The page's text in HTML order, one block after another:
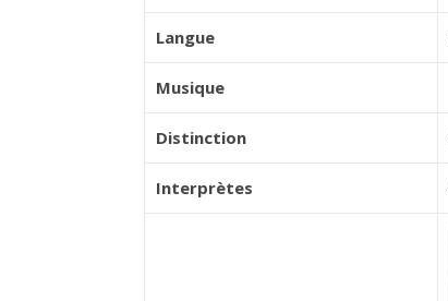
Langue
Musique
Distinction
Interprètes